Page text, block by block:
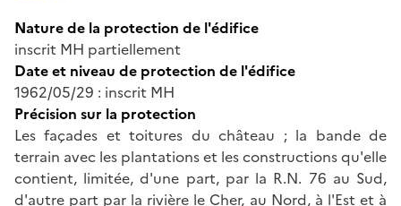
Nature de la protection de l'édifice
inscrit MH partiellement
Date et niveau de protection de l'édifice
1962/05/29 : inscrit MH
Précision sur la protection
Les façades et toitures du château ; la bande de
terrain avec les plantations et les constructions qu'elle
contient, limitée, d'une part, par la R.N. 76 au Sud,
d'autre part par la rivière le Cher, au Nord, à l'Est et à